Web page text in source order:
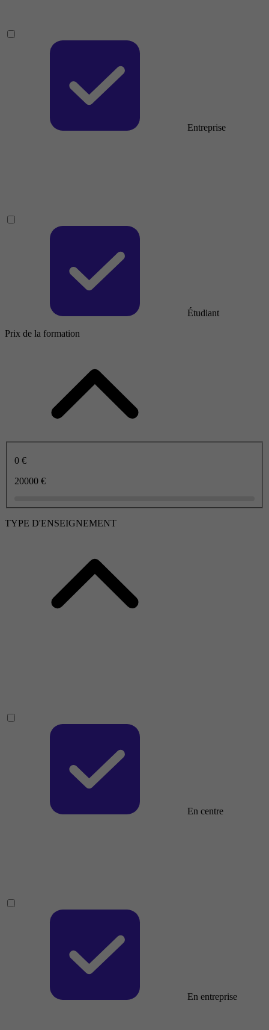
Entreprise
Étudiant
Prix de la formation
0 €
20000 €
TYPE D'ENSEIGNEMENT
En centre
En entreprise